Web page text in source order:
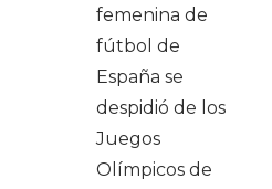
femenina de
fútbol de
España se
despidió de los
Juegos
Olímpicos de